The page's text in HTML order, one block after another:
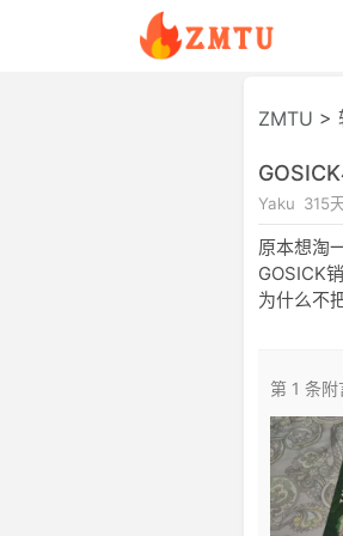
ZMTU >
Yaku 315
原本想淘
GOSICK
为什么不
第 1 条附